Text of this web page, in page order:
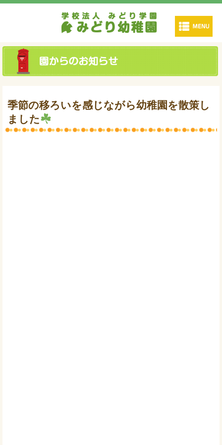
季節の移ろいを感じながら幼稚園を散策し
ました